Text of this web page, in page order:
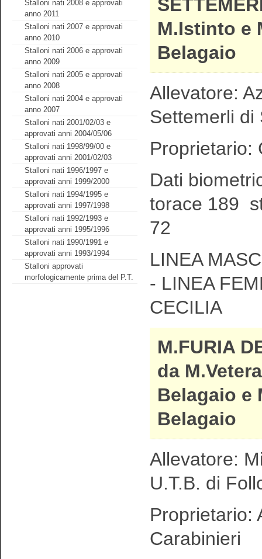
Stalloni nati 2008 e approvati
anno 2011
Stalloni nati 2007 e approvati
anno 2010
Stalloni nati 2006 e approvati
anno 2009
Stalloni nati 2005 e approvati
anno 2008
Stalloni nati 2004 e approvati
anno 2007
Stalloni nati 2001/02/03 e
approvati anni 2004/05/06
Stalloni nati 1998/99/00 e
approvati anni 2001/02/03
Stalloni nati 1996/1997 e
approvati anni 1999/2000
Stalloni nati 1994/1995 e
approvati anni 1997/1998
Stalloni nati 1992/1993 e
approvati anni 1995/1996
Stalloni nati 1990/1991 e
approvati anni 1993/1994
Stalloni approvati
morfologicamente prima del P.T.
M.Istinto e
Belagaio
Allevatore:
Settemerli di
Proprietario:
Dati
torace 189
72
LINEA
- LINEA
CECILIA
M.FURIA
da
Belagaio e
Belagaio
Allevatore:
U.T.B. di
Proprietario:
Carabinieri